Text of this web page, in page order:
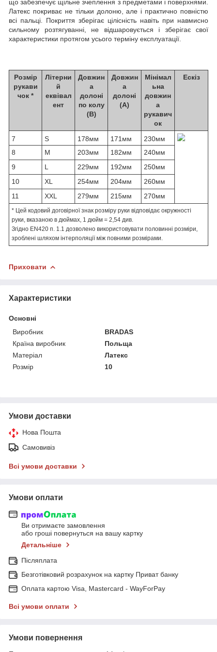
що забезпечує щільне зчеплення з предметами і поверхнями.
Латекс покриває не тільки долоню, але і практично повністю
всі пальці. Покриття зберігає цілісність навіть при навмисно
сильному розтягуванні, не відшаровується і зберігає свої
характеристики протягом усього терміну експлуатації.
Розмір
рукави
чок *
Літерни
й
еквівал
ент
Довжин
а
долоні
по колу
(В)
Довжин
а
долоні
(А)
Мінімал
ьна
довжин
а
рукавич
ок
Ескіз
7 S 178мм 171мм
230мм
8
M 203мм 182мм
240мм
9
L 229мм 192мм
250мм
10
XL 254мм 204мм
260мм
11
XXL 279мм 215мм 270мм
* Цей кодовий договірної знак розміру руки відповідає окружності
руки, вказаною в дюймах, 1 дюйм = 2,54 див.
Згідно EN420 п. 1.1 дозволено використовувати половинні розміри,
зроблені шляхом інтерполяції між повними розмірами.
Приховати
Характеристики
Основні
Виробник
BRADAS
Країна виробник
Польща
Матеріал
Латекс
Розмір
10
Умови доставки
Нова Пошта
Самовивіз
Всі умови доставки
Умови оплати
Ви отримаєте замовлення
або гроші повернуться на вашу картку
Детальніше
Післяплата
Безготівковий розрахунок на картку Приват банку
Оплата картою Visa, Mastercard - WayForPay
Всі умови оплати
Умови повернення